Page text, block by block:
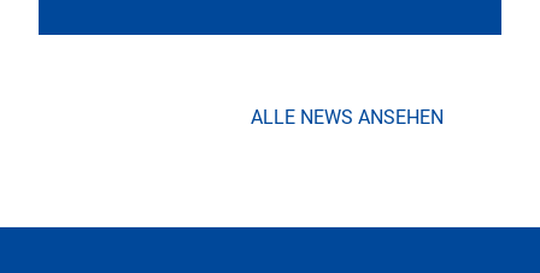
ALLE NEWS ANSEHEN